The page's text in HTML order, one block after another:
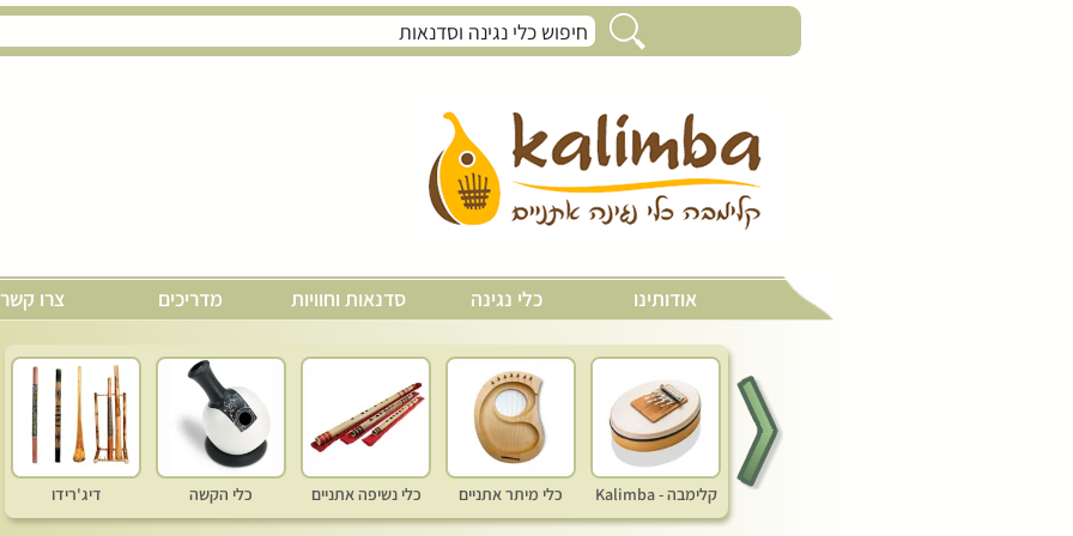
אודותינו כלי נגינה סדנאות וחוויות מדריכים צרו קשר
קלימבה - Kalimba כלי מיתר אתניים כלי נשיפה אתניים כלי הקשה דיג'רידו